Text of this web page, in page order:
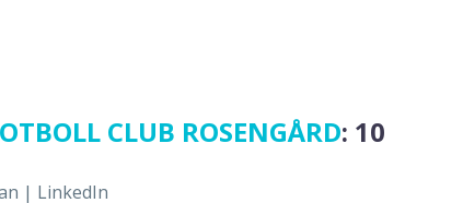
CLUB ROSENGÅRD: 10